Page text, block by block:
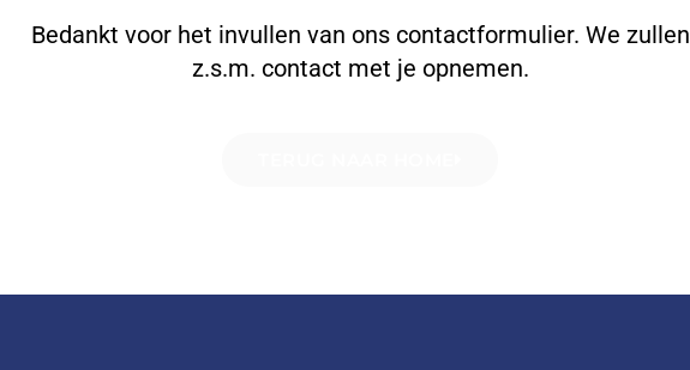
Bedankt voor het invullen van ons contactformulier. We zullen
z.s.m. contact met je opnemen.